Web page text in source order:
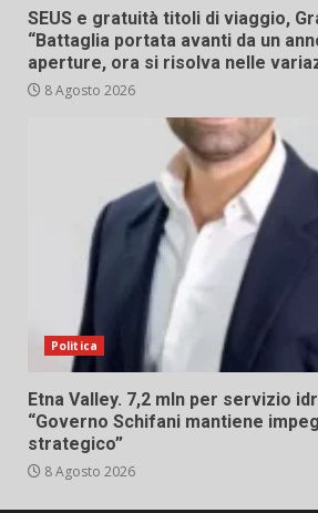
SEUS e gratuità titoli di viaggio,
“Battaglia portata avanti da un
aperture, ora si risolva nelle
8 Agosto 2026
Politica
Etna Valley. 7,2 mln per servizio
“Governo Schifani mantiene
strategico”
8 Agosto 2026